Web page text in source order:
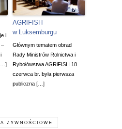
i
–
AGRIFISH
w Luksemburgu
Głównym tematem obrad
Rady Ministrów Rolnictwa i
Rybołówstwa AGRiFISH 18
czerwca br. była pierwsza
publiczna […]
ŻYWNOŚCIOWE